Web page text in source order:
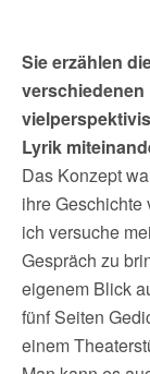
Sie erzählen
verschiedenen
Lyrik
Das Konzept
ihre
ich versuche
Gespräch zu
eigenem Blick
fünf Seiten
einem